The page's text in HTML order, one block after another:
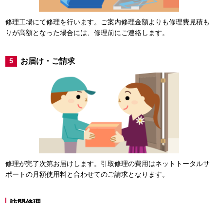
修理工場にて修理を行います。ご案内修理金額よりも修理費見積も
りが高額となった場合には、修理前にご連絡します。
5 お届け・ご請求
修理が完了次第お届けします。引取修理の費用はネットトータルサ
ポートの月額使用料と合わせてのご請求となります。